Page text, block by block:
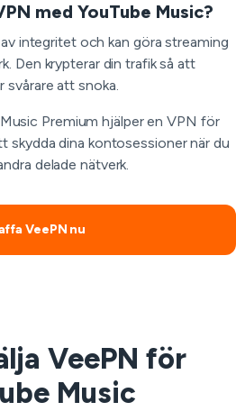
med YouTube Music?
integritet och kan göra streaming
Den krypterar din trafik så att
svårare att snoka.
Premium hjälper en VPN för
skydda dina kontosessioner när du
delade nätverk.
VeePN nu
VeePN för
Music